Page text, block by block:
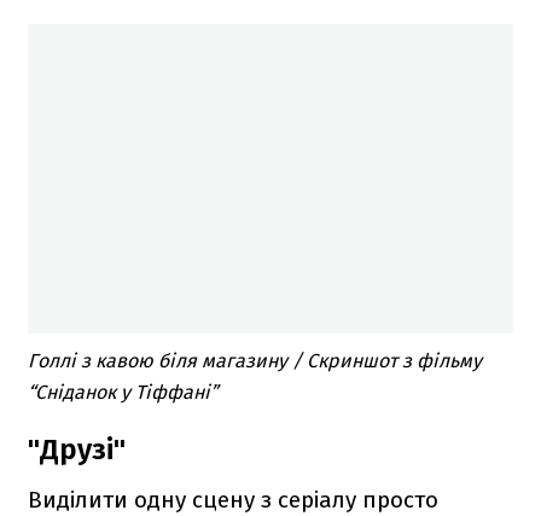
Голлі з кавою біля магазину / Скриншот з фільму
“Сніданок у Тіффані”
"Друзі"
Виділити одну сцену з серіалу просто